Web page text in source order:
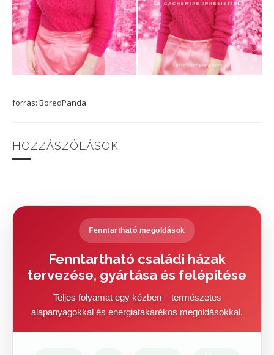
forrás: BoredPanda
HOZZÁSZÓLÁSOK
Fenntartható megoldások
Fenntartható családi házak
tervezése, gyártása és felépítése
Teljes folyamat egy kézben – természetes
alapanyagokkal és energiatakarékos megoldásokkal.